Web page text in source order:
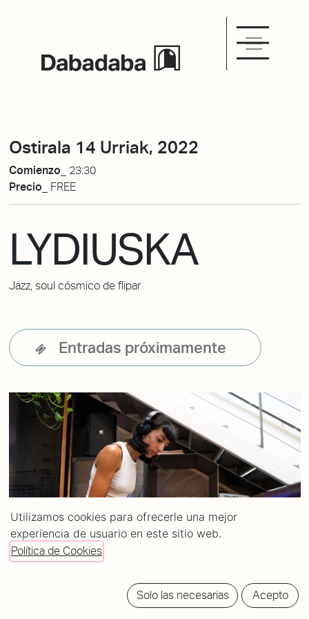
Ostirala 14 Urriak, 2022
Comienzo_ 23:30
Precio_
FREE
LYDIUSKA
Jazz, soul cósmico de flipar
Entradas próximamente
Utilizamos cookies para ofrecerle una mejor
experiencia de usuario en este sitio web.
Política de Cookies
Solo las necesarias Acepto